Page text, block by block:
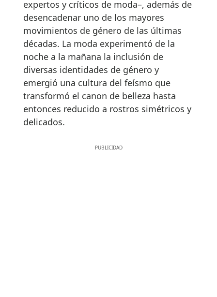
expertos y críticos de moda–, además de
desencadenar uno de los mayores
movimientos de género de las últimas
décadas. La moda experimentó de la
noche a la mañana la inclusión de
diversas identidades de género y
emergió una cultura del feísmo que
transformó el canon de belleza hasta
entonces reducido a rostros simétricos y
delicados.